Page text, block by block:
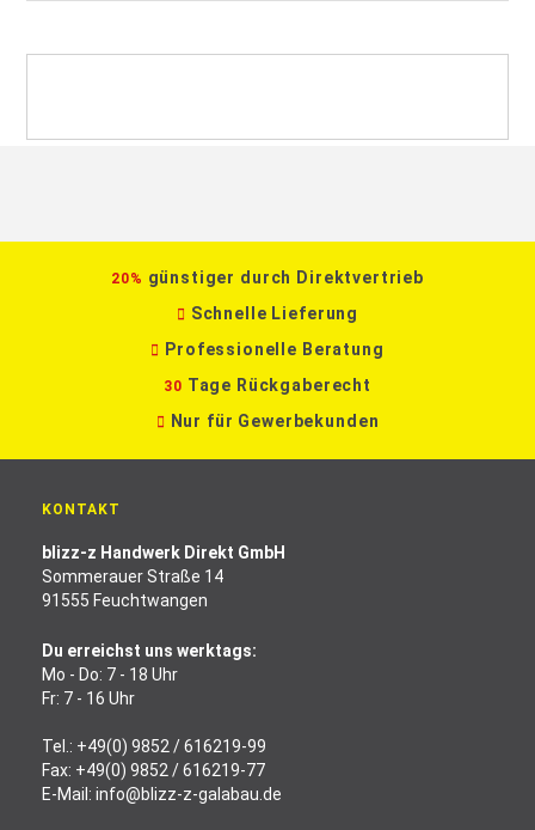
20% günstiger durch Direktvertrieb
Schnelle Lieferung
Professionelle Beratung
30 Tage Rückgaberecht
Nur für Gewerbekunden
KONTAKT
blizz-z Handwerk Direkt GmbH
Sommerauer Straße 14
91555 Feuchtwangen
Du erreichst uns werktags:
Mo - Do: 7 - 18 Uhr
Fr: 7 - 16 Uhr
Tel.: +49(0) 9852 / 616219-99
Fax: +49(0) 9852 / 616219-77
E-Mail: info@blizz-z-galabau.de